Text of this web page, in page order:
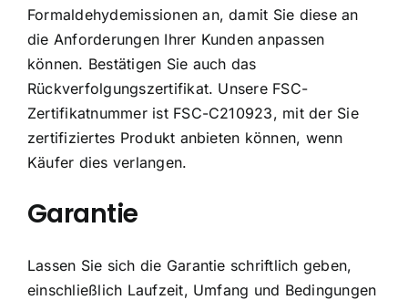
Formaldehydemissionen an, damit Sie diese an
die Anforderungen Ihrer Kunden anpassen
können. Bestätigen Sie auch das
Rückverfolgungszertifikat. Unsere FSC-
Zertifikatnummer ist FSC-C210923, mit der Sie
zertifiziertes Produkt anbieten können, wenn
Käufer dies verlangen.
Garantie
Lassen Sie sich die Garantie schriftlich geben,
einschließlich Laufzeit, Umfang und Bedingungen